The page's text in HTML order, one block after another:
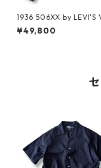
1936 506XX by LEVI'S
GE GLOTHING NO-
¥49,800